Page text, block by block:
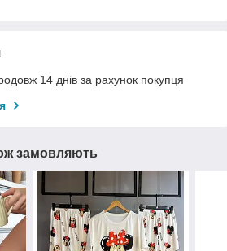
14 днів за рахунок покупця
замовляють